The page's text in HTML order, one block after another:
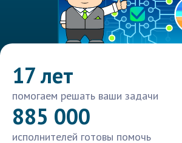
17 лет
помогаем решать ваши задачи
885 000
исполнителей готовы помочь